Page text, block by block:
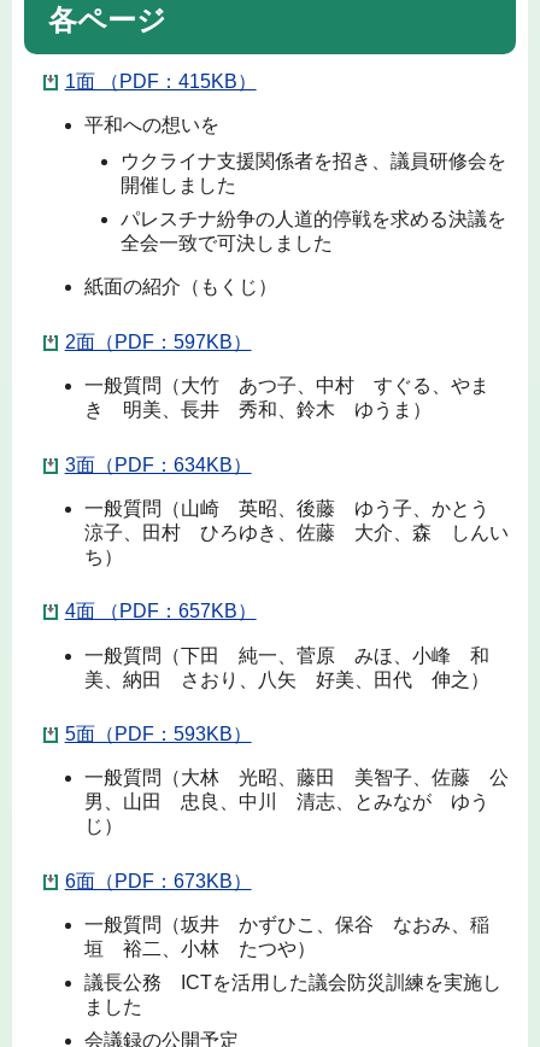
各ページ
1面 （PDF：415KB）
平和への想いを
ウクライナ支援関係者を招き、議員研修会を
開催しました
パレスチナ紛争の人道的停戦を求める決議を
全会一致で可決しました
紙面の紹介（もくじ）
2面（PDF：597KB）
一般質問（大竹 あつ子、中村 すぐる、やま
き 明美、長井 秀和、鈴木 ゆうま）
3面（PDF：634KB）
一般質問（山崎 英昭、後藤 ゆう子、かとう
涼子、田村 ひろゆき、佐藤 大介、森 しんい
ち）
4面 （PDF：657KB）
一般質問（下田 純一、菅原 みほ、小峰 和
美、納田 さおり、八矢 好美、田代 伸之）
5面（PDF：593KB）
一般質問（大林 光昭、藤田 美智子、佐藤 公
男、山田 忠良、中川 清志、とみなが ゆう
じ）
6面（PDF：673KB）
一般質問（坂井 かずひこ、保谷 なおみ、稲
垣 裕二、小林 たつや）
議長公務 ICTを活用した議会防災訓練を実施し
ました
会議録の公開予定